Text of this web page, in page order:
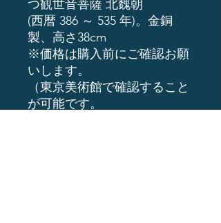
つ観世音菩薩 北魏朝
(西暦 386 ～ 535 年)。金銅
製、高さ38cm
※価格は購入前にご確認お願
いします。
（東京美術館で確認すること
が可能です。